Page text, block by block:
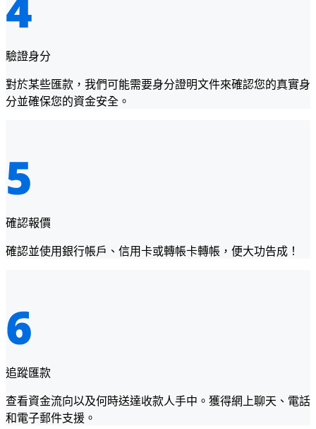
驗證身分
對於某些匯款，我們可能需要身分證明文件來確認您的真實身
分並確保您的資金安全。
確認報價
確認並使用銀行帳戶、信用卡或轉帳卡轉帳，便大功告成！
追蹤匯款
查看資金流向以及何時送達收款人手中。獲得網上聊天、電話
和電子郵件支援。